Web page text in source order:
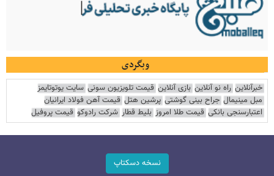
وبگردی
خبرآنلاین راه نو آنلاین بازی آنلاین قیمت تلویزیون سونی سایت یوتوتایمز
مبل مینیمال جراح بینی گوشتی پرشین هتل قیمت آهن فولاد ایرانیان
اعتبارسنجی بانکی قیمت طلا امروز بلیط قطار شرکت رادوکو قیمت پروفیل
نسخه دسکتاپ